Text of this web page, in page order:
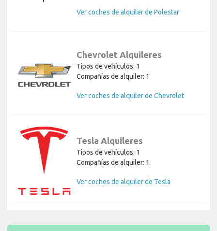
Ver coches de alquiler de Polestar
Chevrolet Alquileres
Tipos de vehículos: 1
Compañías de alquiler: 1
Ver coches de alquiler de Chevrolet
Tesla Alquileres
Tipos de vehículos: 1
Compañías de alquiler: 1
Ver coches de alquiler de Tesla